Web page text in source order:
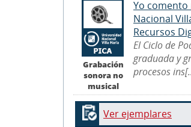
Grabación
sonora no
musical
Yo comento
Nacional
Recursos
El Ciclo de
graduada y
procesos
Ver ejemplares